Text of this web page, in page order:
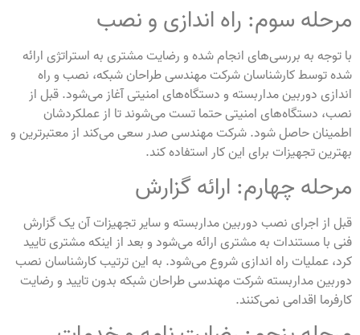
مرحله سوم: راه اندازی و نصب
با توجه به بررسی‌های انجام شده و رضایت مشتری به استراتژی ارائه
شده توسط کارشناسان شرکت مهندسی طراحان شبکه، نصب و راه
اندازی دوربین مداربسته و دستگاه‌های امنیتی آغاز می‌شود. قبل از
نصب، دستگاه‌های امنیتی حتما تست می‌شوند تا از عملکردشان
اطمینان حاصل شود. شرکت مهندسی صدر سعی می‌کند از معتبرترین و
بهترین تجهیزات برای این کار استفاده کند.
مرحله چهارم: ارائه گزارش
قبل از اجرای نصب دوربین مداربسته و سایر تجهیزات آن یک گزارش
فنی با مستندات به مشتری ارائه می‌شود و بعد از اینکه مشتری تایید
کرد، عملیات راه اندازی شروع می‌شود. به این ترتیب کارشناسان نصب
دوربین مداربسته شرکت مهندسی طراحان شبکه بدون تایید و رضایت
کارفرما اقدامی نمی‌کنند.